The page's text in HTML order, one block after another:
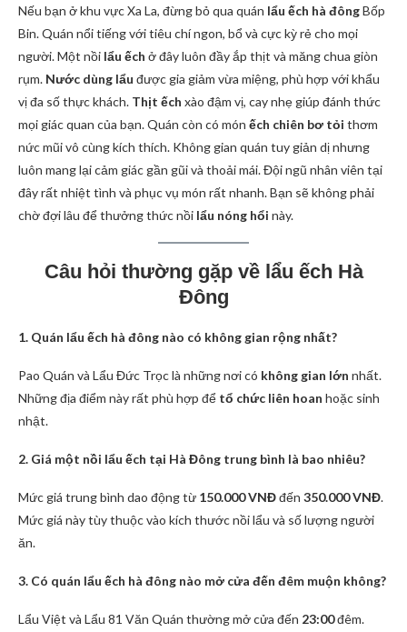
Nếu bạn ở khu vực Xa La, đừng bỏ qua quán lẩu ếch hà đôngBốp
Bin. Quán nổi tiếng với tiêu chí ngon, bổ và cực kỳ rẻ cho mọi
người. Một nồi lẩu ếch ở đây luôn đầy ắp thịt và măng chua giòn
rụm. Nước dùng lẩu được gia giảm vừa miệng, phù hợp với khẩu
vị đa số thực khách. Thịt ếch xào đậm vị, cay nhẹ giúp đánh thức
mọi giác quan của bạn. Quán còn có món ếch chiên bơ tỏi thơm
nức mũi vô cùng kích thích. Không gian quán tuy giản dị nhưng
luôn mang lại cảm giác gần gũi và thoải mái. Đội ngũ nhân viên tại
đây rất nhiệt tình và phục vụ món rất nhanh. Bạn sẽ không phải
chờ đợi lâu để thưởng thức nồi lẩu nóng hổi này.
Câu hỏi thường gặp về lẩu ếch Hà
Đông
1. Quán lẩu ếch hà đông nào có không gian rộng nhất?
Pao Quán và Lẩu Đức Trọc là những nơi có không gian lớn nhất.
Những địa điểm này rất phù hợp để tổ chức liên hoan hoặc sinh
nhật.
2. Giá một nồi lẩu ếch tại Hà Đông trung bình là bao nhiêu?
Mức giá trung bình dao động từ 150.000 VNĐđến 350.000 VNĐ.
Mức giá này tùy thuộc vào kích thước nồi lẩu và số lượng người
ăn.
3. Có quán lẩu ếch hà đông nào mở cửa đến đêm muộn không?
Lẩu Việt và Lẩu 81 Văn Quán thường mở cửa đến 23:00đêm.